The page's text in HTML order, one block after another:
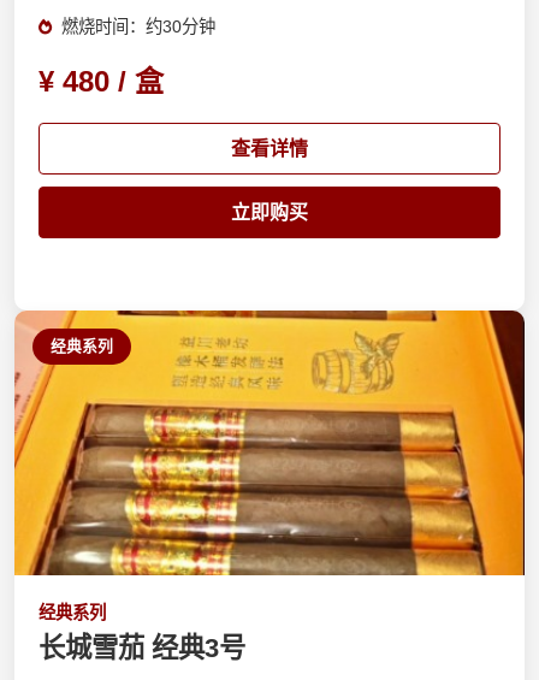
燃烧时间：约30分钟
¥ 480 / 盒
查看详情
立即购买
经典系列
经典系列
长城雪茄 经典3号